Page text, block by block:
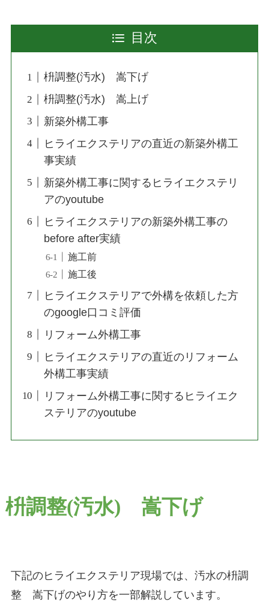
目次
枡調整(汚水) 嵩下げ
枡調整(汚水) 嵩上げ
新築外構工事
ヒライエクステリアの直近の新築外構工
事実績
新築外構工事に関するヒライエクステリ
アのyoutube
ヒライエクステリアの新築外構工事の
before after実績
施工前
施工後
ヒライエクステリアで外構を依頼した方
のgoogle口コミ評価
リフォーム外構工事
ヒライエクステリアの直近のリフォーム
外構工事実績
リフォーム外構工事に関するヒライエク
ステリアのyoutube
枡調整(汚水) 嵩下げ
下記のヒライエクステリア現場では、汚水の枡調
整 嵩下げのやり方を一部解説しています。